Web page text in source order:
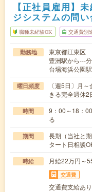
【正社員雇用】
ジシステムの問
職種未経験OK 交通費別
勤務地
東京都江東区
豊洲駅から---
台場海浜公園
曜日頻度
〔週5日〕月
きる完全週休2
時間
9：00～18：
る
期間
長期（当社と
タート日相談
時給 月給22万円～
交通費
交通費支給あ